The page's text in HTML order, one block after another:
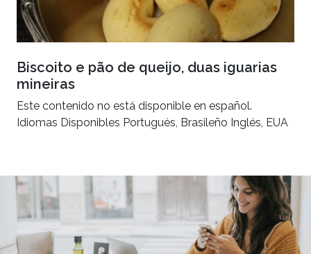
Biscoito e pão de queijo, duas iguarias
mineiras
Este contenido no está disponible en español.
Idiomas Disponibles Portugués, Brasileño Inglés, EUA